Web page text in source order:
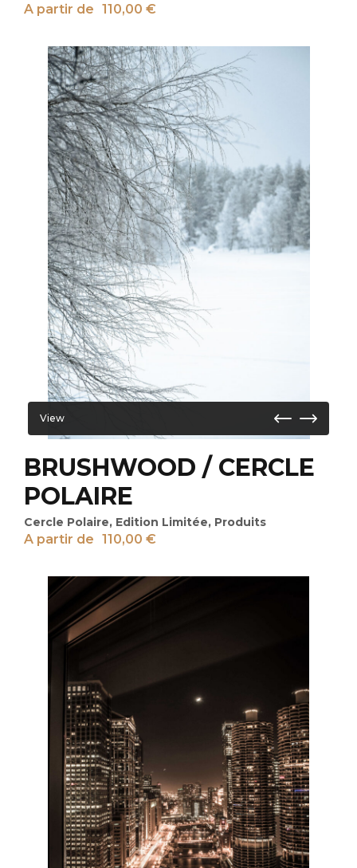
A partir de 110,00 €
View
BRUSHWOOD / CERCLE
POLAIRE
Cercle Polaire, Edition Limitée, Produits
A partir de 110,00 €